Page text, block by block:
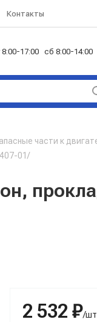
Контакты
17:00 сб 8:00-14:00
части к
01/
2 532 ₽/шт